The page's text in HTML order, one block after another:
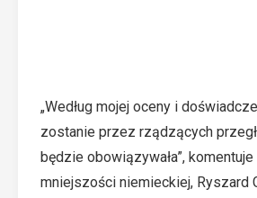
„Według mojej oceny i
zostanie przez rządzących
będzie obowiązywała”, komentuje
mniejszości niemieckiej, Ryszard